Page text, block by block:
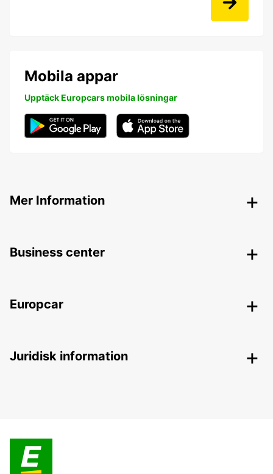
Mobila appar
Upptäck Europcars mobila lösningar
Mer Information
Business center
Europcar
Juridisk information